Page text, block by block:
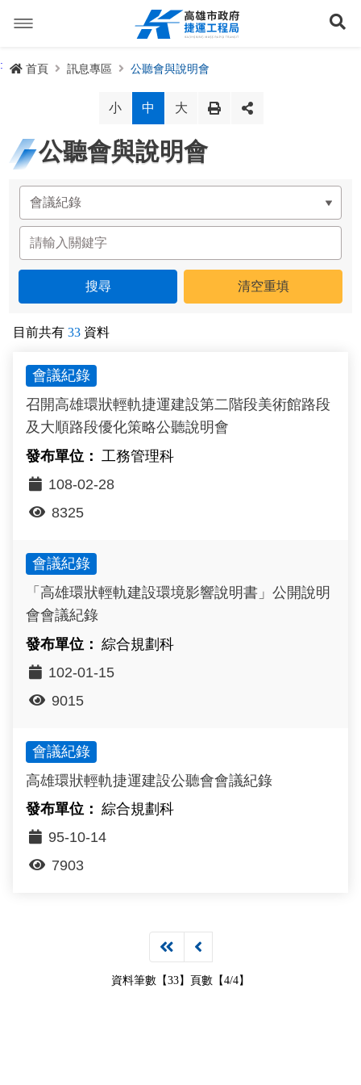
容
捷運路線進度圖
路網簡介
路網規劃
未來發展
規劃中
捷運紫線
前鎮漁港聯外軌道
興建中
各線計畫進度
岡山路竹延伸線(第二A階段)
岡山路竹延伸線(第二B階段)
捷運黃線
小港林園線
捷運紅/橘線
岡山路竹延伸線(第一階段)
環狀輕軌
訊息專區
公聽會與說明會
政府資訊公開
生態檢核專區
性別主流化專區
政風園地
Open Data
打詐儀錶板
局長信箱
禁限建專區
增額容積申請
檔案應用專區
常見問答
相關連結
雙語詞彙
交流互動
照片集錦
特色車站
輕軌知識站
輕軌簡介
輕軌與傳統火車
輕軌與公車捷運
關於我們
局徽
本局沿革
組織職掌
服務電話
首頁 訊息專區 公聽會與說明會
小 中 大
公聽會與說明會
目前共有 33 資料
會議紀錄
召開高雄環狀輕軌捷運建設第二階段美術館路段
及大順路段優化策略公聽說明會
工務管理科
108-02-28
8325
會議紀錄
「高雄環狀輕軌建設環境影響說明書」公開說明
會會議紀錄
綜合規劃科
102-01-15
9015
會議紀錄
高雄環狀輕軌捷運建設公聽會會議紀錄
綜合規劃科
95-10-14
7903
資料筆數【33】頁數【4/4】